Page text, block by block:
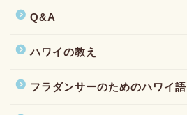
Q&A
ハワイの教え
フラダンサーのためのハワイ語